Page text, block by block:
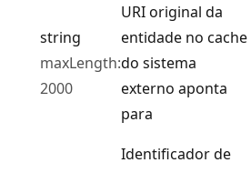
string
maxLength:
2000
URI original da
entidade no cache
do sistema
externo aponta
para
Identificador de